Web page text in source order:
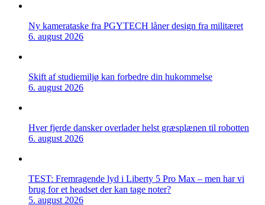
Ny kamerataske fra PGYTECH låner design fra militæret
6. august 2026
Skift af studiemiljø kan forbedre din hukommelse
6. august 2026
Hver fjerde dansker overlader helst græsplænen til robotten
6. august 2026
TEST: Fremragende lyd i Liberty 5 Pro Max – men har vi
brug for et headset der kan tage noter?
5. august 2026